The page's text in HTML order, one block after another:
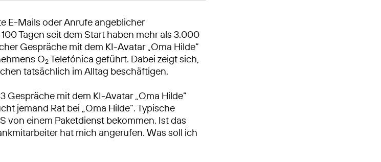
E-Mails oder Anrufe angeblicher
Tagen seit dem Start haben mehr als 3.000
Gespräche mit dem KI-Avatar „Oma Hilde“
O2Telefónica geführt. Dabei zeigt sich,
tatsächlich im Alltag beschäftigen.
Gespräche mit dem KI-Avatar „Oma Hilde“
jemand Rat bei „Oma Hilde“. Typische
von einem Paketdienst bekommen. Ist das
hat mich angerufen. Was soll ich